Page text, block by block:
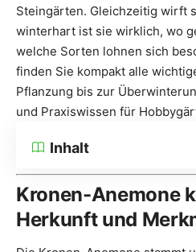
Steingärten. Gleichzeitig wirft
winterhart ist sie wirklich, wo
welche Sorten lohnen sich
finden Sie kompakt alle
Pflanzung bis zur
und Praxiswissen für
Inhalt
Kronen-Anemone
Herkunft und